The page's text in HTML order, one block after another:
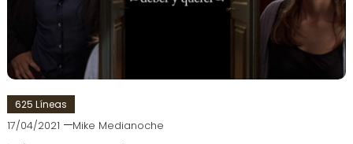
625 Líneas
17/04/2021 Mike Medianoche